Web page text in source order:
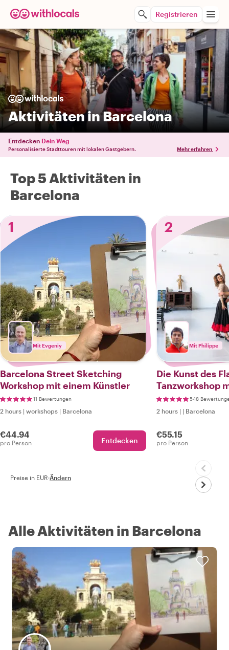
Registrieren
Aktivitäten in Barcelona
Entdecken Dein Weg
Personalisierte Stadttouren mit lokalen Gastgebern. Mehr erfahren
Top 5 Aktivitäten in
Barcelona
1
Mit Evgeniy
Barcelona Street Sketching
Workshop mit einem Künstler
11 Bewertungen
2 hours | workshops | Barcelona
€44.94
pro Person Entdecken
2
Mit Philippe
Die Kunst des
Tanzworkshop
Einheimischen
548
2 hours | | Barcelona
€55.15
pro Person
Preise in EUR·Ändern
Alle Aktivitäten in Barcelona